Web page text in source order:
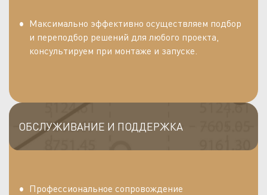
Максимально эффективно осуществляем подбор
и переподбор решений для любого проекта,
консультируем при монтаже и запуске.
ОБСЛУЖИВАНИЕ И ПОДДЕРЖКА
Профессиональное сопровождение